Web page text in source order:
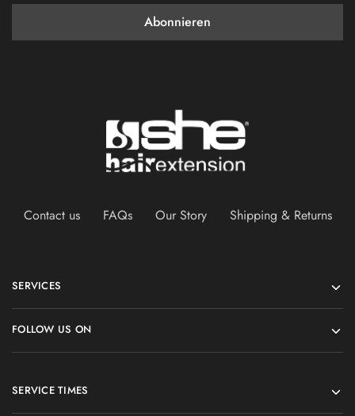
Contact us FAQs Our Story Shipping & Returns
SERVICES
FOLLOW US ON
SERVICE TIMES